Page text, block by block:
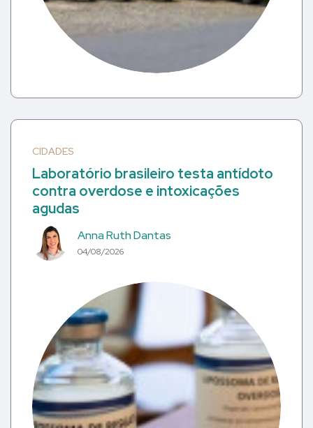
CIDADES
Laboratório brasileiro testa antídoto
contra overdose e intoxicações
agudas
Anna Ruth Dantas
04/08/2026